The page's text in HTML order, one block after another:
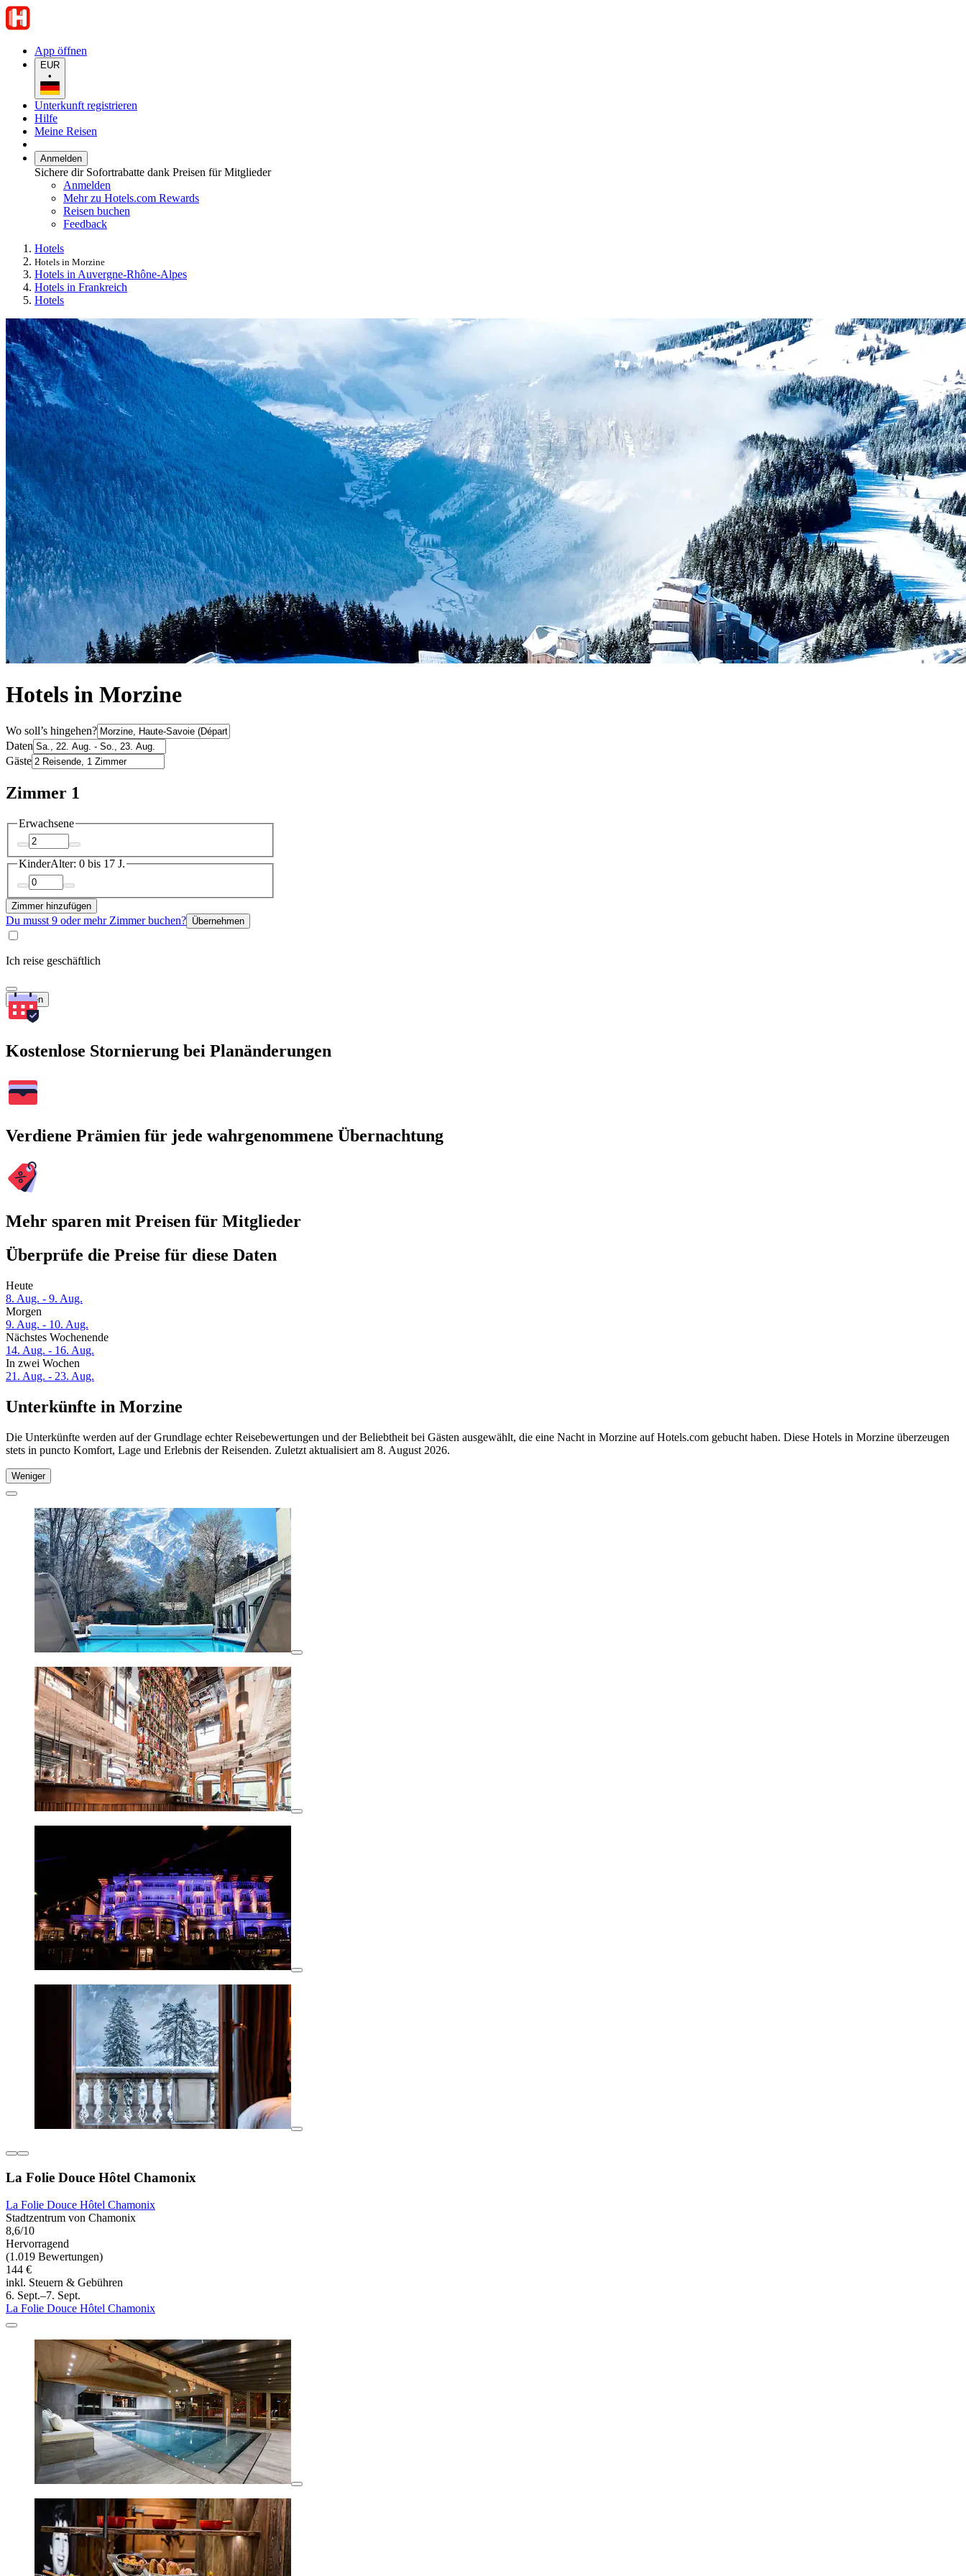
App öffnen
EUR
•
Unterkunft registrieren
Hilfe
Meine Reisen
Anmelden
Sichere dir Sofortrabatte dank Preisen für Mitglieder
Anmelden
Mehr zu Hotels.com Rewards
Reisen buchen
Feedback
Hotels
Hotels in Morzine
Hotels in Auvergne-Rhône-Alpes
Hotels in Frankreich
Hotels
Hotels in Morzine
Wo soll’s hingehen?
Daten
Gäste
Zimmer 1
Erwachsene
KinderAlter: 0 bis 17 J.
Zimmer hinzufügen
Du musst 9 oder mehr Zimmer buchen? Übernehmen
Ich reise geschäftlich
Suchen
Kostenlose Stornierung bei Planänderungen
Verdiene Prämien für jede wahrgenommene Übernachtung
Mehr sparen mit Preisen für Mitglieder
Überprüfe die Preise für diese Daten
Heute
8. Aug. - 9. Aug.
Morgen
9. Aug. - 10. Aug.
Nächstes Wochenende
14. Aug. - 16. Aug.
In zwei Wochen
21. Aug. - 23. Aug.
Unterkünfte in Morzine
Die Unterkünfte werden auf der Grundlage echter Reisebewertungen und der Beliebtheit bei Gästen ausgewählt, die eine Nacht in Morzine auf Hotels.com gebucht haben. Diese Hotels in Morzine überzeugen
stets in puncto Komfort, Lage und Erlebnis der Reisenden. Zuletzt aktualisiert am 8. August 2026.
Weniger
La Folie Douce Hôtel Chamonix
La Folie Douce Hôtel Chamonix
Stadtzentrum von Chamonix
8,6/10
Hervorragend
(1.019 Bewertungen)
144 €
inkl. Steuern & Gebühren
6. Sept.–7. Sept.
La Folie Douce Hôtel Chamonix